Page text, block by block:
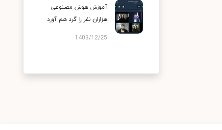
آموزش هوش مصنوعی
هزاران نفر را گرد هم آورد
1403/12/25